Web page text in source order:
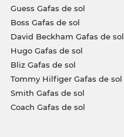
Guess Gafas de sol
Boss Gafas de sol
David Beckham Gafas de sol
Hugo Gafas de sol
Bliz Gafas de sol
Tommy Hilfiger Gafas de sol
Smith Gafas de sol
Coach Gafas de sol